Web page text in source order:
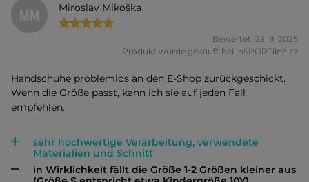
MM Miroslav Mikoška
Bewertet: 23. 9. 2025
Produkt wurde gekauft bei inSPORTline.cz
Handschuhe problemlos an den E-Shop zurückgeschickt.
Wenn die Größe passt, kann ich sie auf jeden Fall
empfehlen.
sehr hochwertige Verarbeitung, verwendete
Materialien und Schnitt
in Wirklichkeit fällt die Größe 1-2 Größen kleiner aus